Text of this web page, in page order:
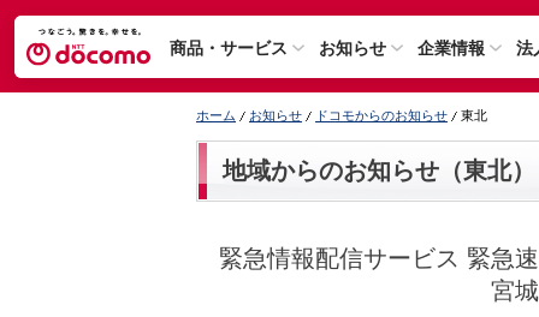
商品・サービス お知らせ 企業情報 法
ホーム お知らせ ドコモからのお知らせ 東北
地域からのお知らせ（東北）
緊急情報配信サービス 緊急
宮